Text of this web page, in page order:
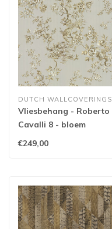
DUTCH WALLCOVERINGS
Vliesbehang - Roberto
Cavalli 8 - bloem
grijs/goud - 19050
€249,00